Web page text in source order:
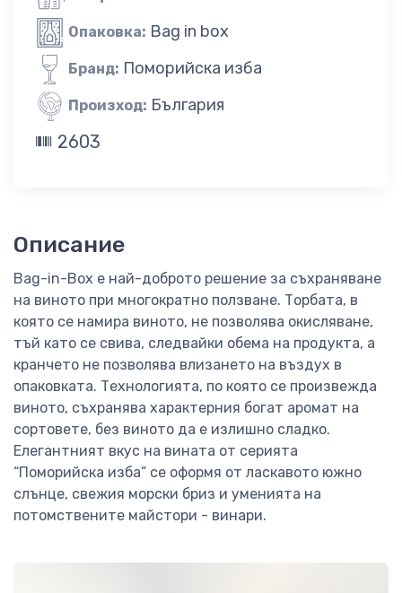
Опаковка: Bag in box
Бранд: Поморийска изба
Произход: България
2603
Описание
Bag-in-Box е най-доброто решение за съхраняване
на виното при многократно ползване. Торбата, в
която се намира виното, не позволява окисляване,
тъй като се свива, следвайки обема на продукта, а
кранчето не позволява влизането на въздух в
опаковката. Технологията, по която се произвежда
виното, съхранява характерния богат аромат на
сортовете, без виното да е излишно сладко.
Елегантният вкус на вината от серията
“Поморийска изба” се оформя от ласкавото южно
слънце, свежия морски бриз и уменията на
потомствените майстори - винари.